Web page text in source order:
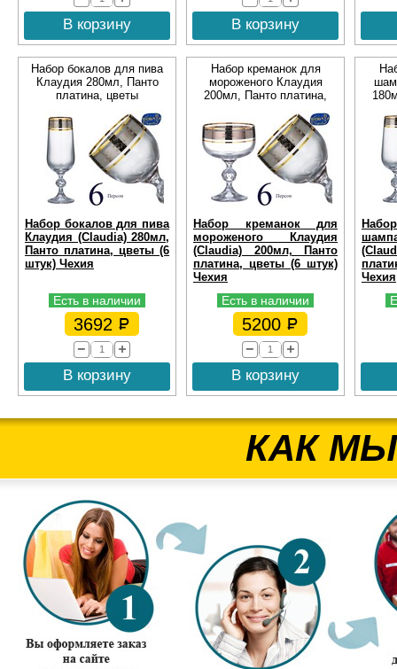
В корзину В корзину
Набор бокалов для пива
Клаудия 280мл, Панто
платина, цветы
Набор бокалов для пива
Клаудия (Claudia) 280мл,
Панто платина, цветы (6
штук) Чехия
Есть в наличии
3692
В корзину
Набор креманок для
мороженого Клаудия
200мл, Панто платина,
Набор креманок для
мороженого Клаудия
(Claudia) 200мл, Панто
платина, цветы (6 штук)
Чехия
Есть в наличии
5200
В корзину
Чехия
КАК